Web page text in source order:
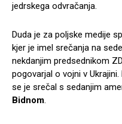
jedrskega odvračanja.
Duda je za poljske medije
kjer je imel srečanja na
nekdanjim predsednikom
pogovarjal o vojni v
se je srečal s sedanjim
Bidnom.